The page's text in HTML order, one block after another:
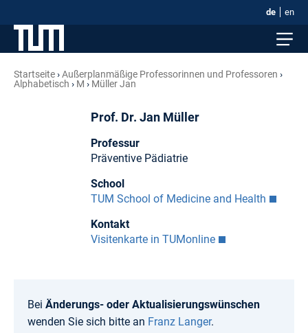
de en
Startseite
Außerplanmäßige Professorinnen und Professoren
Alphabetisch
M Müller Jan
Prof. Dr. Jan Müller
Professur
Präventive Pädiatrie
School
TUM School of Medicine and Health
Kontakt
Visitenkarte in TUMonline
Bei Änderungs- oder Aktualisierungswünschen
wenden Sie sich bitte an Franz Langer.